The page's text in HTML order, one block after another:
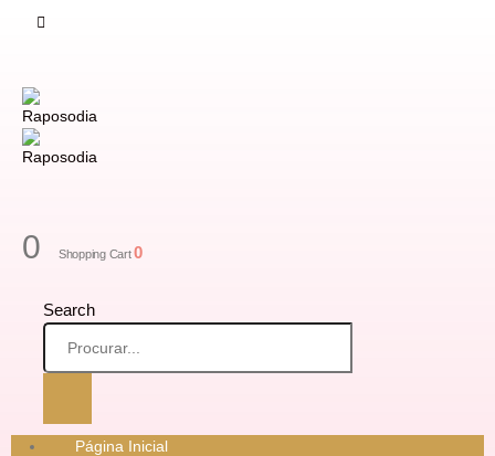
0 Shopping Cart0
Search
Página Inicial